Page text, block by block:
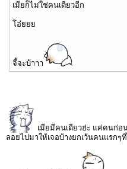
เมียก็ไม่ใช่คนเดียวอีก
โอ๋ยยย
จี้จะบ้าาา
เมียมีคนเดียวฮ่ะ แค่คนก่
ลอยไปมาให้เจอบ้างยกเว้นคนแรกๆ